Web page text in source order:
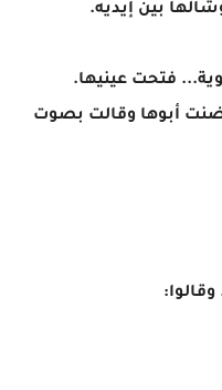
بين إيديه.
فتحت عينيها.
أبوها وقالت بصوت